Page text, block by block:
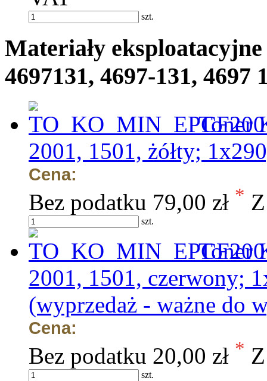
szt.
Materiały
4697131, 4697-131, 4697
Toner
2001, 1501, żółty;
Cena:
Bez podatku 79,00 zł *
szt.
Toner
2001, 1501, czerwony;
(wyprzedaż - ważne do
Cena:
Bez podatku 20,00 zł *
szt.